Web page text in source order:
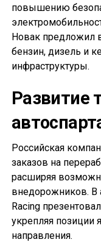
повышению
Новак предложил
бензин, дизель и
инфраструктуры.
Развитие
Российская
заказов на
расширяя
внедорожников. В
Racing
укрепляя позиции
направления.